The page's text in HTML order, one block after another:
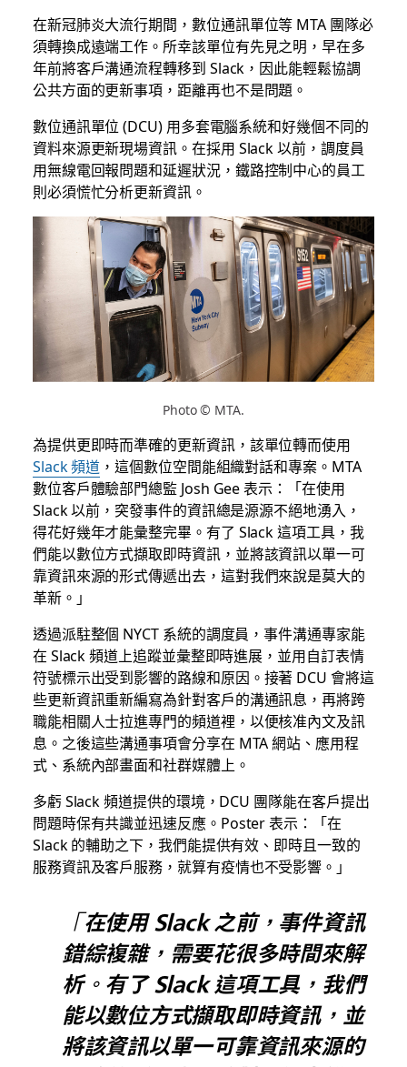
在新冠肺炎大流行期間，數位通訊單位等 MTA 團隊必
須轉換成遠端工作。所幸該單位有先見之明，早在多
年前將客戶溝通流程轉移到 Slack，因此能輕鬆協調
公共方面的更新事項，距離再也不是問題。
數位通訊單位 (DCU) 用多套電腦系統和好幾個不同的
資料來源更新現場資訊。在採用 Slack 以前，調度員
用無線電回報問題和延遲狀況，鐵路控制中心的員工
則必須慌忙分析更新資訊。
Photo © MTA.
為提供更即時而準確的更新資訊，該單位轉而使用
Slack 頻道 ，這個數位空間能組織對話和專案。MTA
數位客戶體驗部門總監 Josh Gee 表示：「在使用
Slack 以前，突發事件的資訊總是源源不絕地湧入，
得花好幾年才能彙整完畢。有了 Slack 這項工具，我
們能以數位方式擷取即時資訊，並將該資訊以單一可
靠資訊來源的形式傳遞出去，這對我們來說是莫大的
革新。」
透過派駐整個 NYCT 系統的調度員，事件溝通專家能
在 Slack 頻道上追蹤並彙整即時進展，並用自訂表情
符號標示出受到影響的路線和原因。接著 DCU 會將這
些更新資訊重新編寫為針對客戶的溝通訊息，再將跨
職能相關人士拉進專門的頻道裡，以便核准內文及訊
息。之後這些溝通事項會分享在 MTA 網站、應用程
式、系統內部畫面和社群媒體上。
多虧 Slack 頻道提供的環境，DCU 團隊能在客戶提出
問題時保有共識並迅速反應。Poster 表示：「在
Slack 的輔助之下，我們能提供有效、即時且一致的
服務資訊及客戶服務，就算有疫情也不受影響。」
「在使用 Slack 之前，事件資訊
錯綜複雜，需要花很多時間來解
析。有了 Slack 這項工具，我們
能以數位方式擷取即時資訊，並
將該資訊以單一可靠資訊來源的